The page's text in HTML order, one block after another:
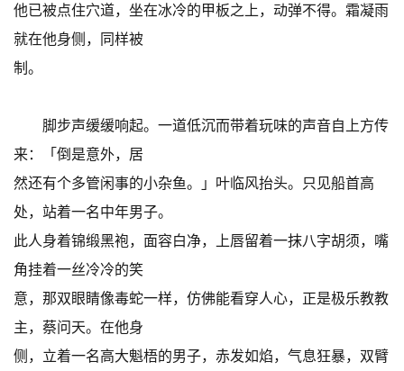
他已被点住穴道，坐在冰冷的甲板之上，动弹不得。霜凝雨
就在他身侧，同样被
制。
脚步声缓缓响起。一道低沉而带着玩味的声音自上方传
来：「倒是意外，居
然还有个多管闲事的小杂鱼。」叶临风抬头。只见船首高
处，站着一名中年男子。
此人身着锦缎黑袍，面容白净，上唇留着一抹八字胡须，嘴
角挂着一丝冷冷的笑
意，那双眼睛像毒蛇一样，仿佛能看穿人心，正是极乐教教
主，蔡问天。在他身
侧，立着一名高大魁梧的男子，赤发如焰，气息狂暴，双臂